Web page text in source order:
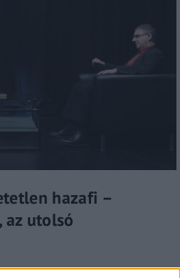
hazafi –
az utolsó